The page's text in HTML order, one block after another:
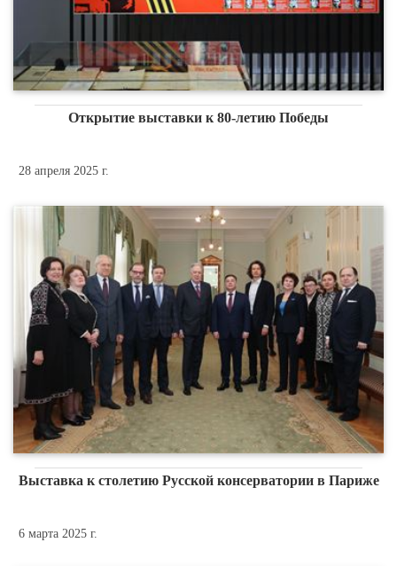
Открытие выставки к 80-летию Победы
28 апреля 2025 г.
Выставка к столетию Русской консерватории в Париже
6 марта 2025 г.